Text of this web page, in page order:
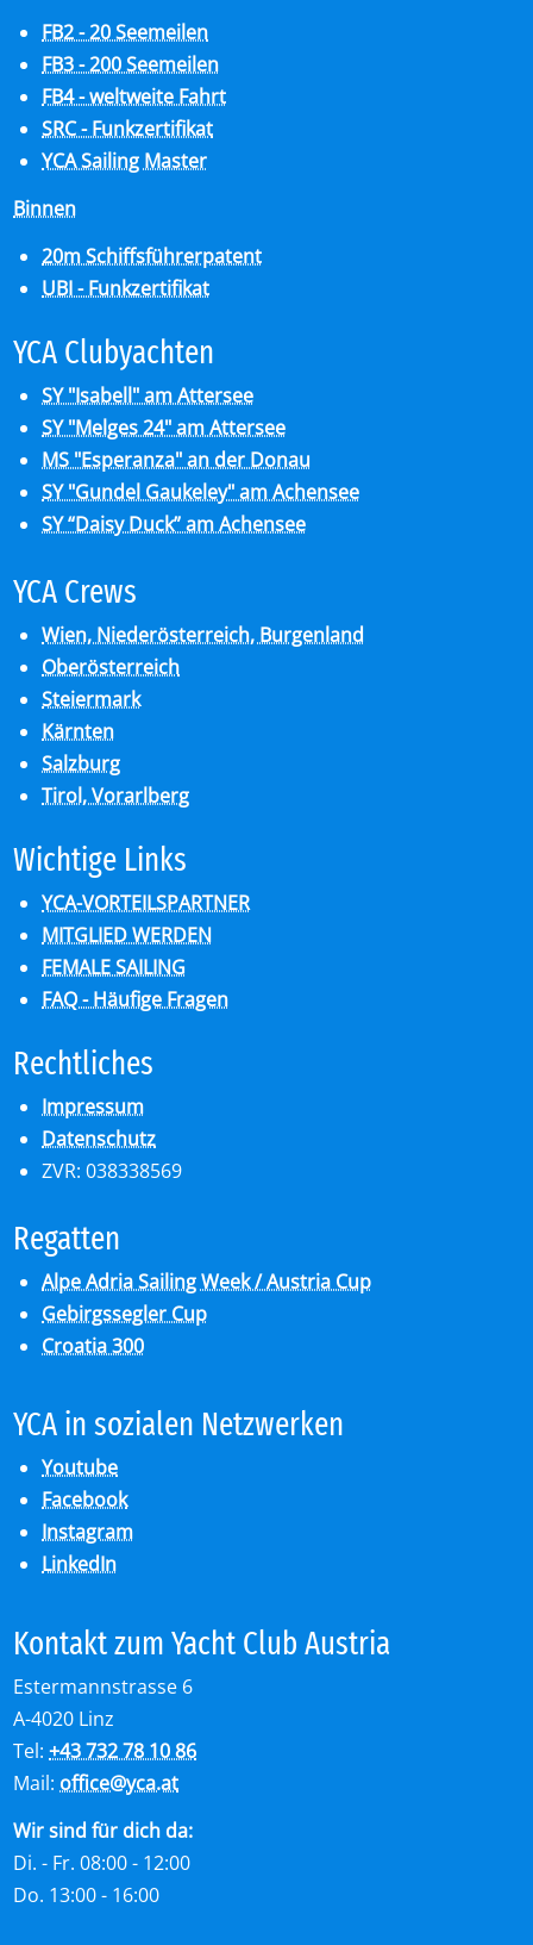
FB2 - 20 Seemeilen
FB3 - 200 Seemeilen
FB4 - weltweite Fahrt
SRC - Funkzertifikat
YCA Sailing Master
Binnen
20m Schiffsführerpatent
UBI - Funkzertifikat
YCA Club­y­ach­ten
SY "Isabell" am Attersee
SY "Melges 24" am Attersee
MS "Esperanza" an der Donau
SY "Gundel Gaukeley" am Achensee
SY “Daisy Duck” am Achensee
YCA Crews
Wien, Niederösterreich, Burgenland
Oberösterreich
Steiermark
Kärnten
Salzburg
Tirol, Vorarlberg
Wich­ti­ge Links
YCA-VORTEILSPARTNER
MITGLIED WERDEN
FEMALE SAILING
FAQ - Häufige Fragen
Recht­li­ches
Impressum
Datenschutz
ZVR: 038338569
Re­gat­ten
Alpe Adria Sailing Week / Austria Cup
Gebirgssegler Cup
Croatia 300
YCA in so­zia­len Netz­wer­ken
Youtube
Facebook
Instagram
LinkedIn
Kon­takt zum Yacht Club Aus­tria
Estermannstrasse 6
A-4020 Linz
Tel:+43 732 78 10 86
Mail: office@yca.at
Wir sind für dich da:
Di. - Fr. 08:00 - 12:00
Do. 13:00 - 16:00